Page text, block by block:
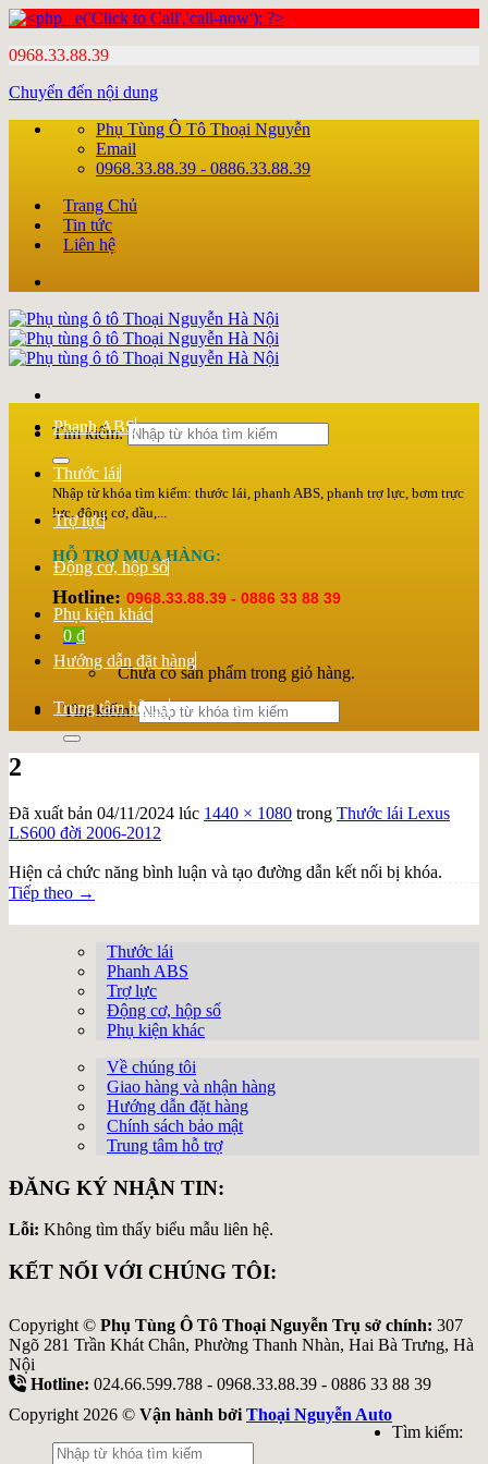
0968.33.88.39
Chuyển đến nội dung
Phụ Tùng Ô Tô Thoại Nguyễn
Email
0968.33.88.39 - 0886.33.88.39
Trang Chủ
Tin tức
Liên hệ
Tìm kiếm:
Nhập từ khóa tìm kiếm: thước lái, phanh ABS, phanh trợ lực, bơm trực
lực, động cơ, dầu,...
HỖ TRỢ MUA HÀNG:
Hotline: 0968.33.88.39 - 0886 33 88 39
0 ₫
Chưa có sản phẩm trong giỏ hàng.
Tìm kiếm:
Phanh ABS
Thước lái
Trợ lực
Động cơ, hộp số
Phụ kiện khác
Hướng dẫn đặt hàng
Trung tâm hỗ trợ
2
Đã xuất bản 04/11/2024 lúc 1440 × 1080 trong Thước lái Lexus
LS600 đời 2006-2012
Hiện cả chức năng bình luận và tạo đường dẫn kết nối bị khóa.
Tiếp theo →
Thước lái
Phanh ABS
Trợ lực
Động cơ, hộp số
Phụ kiện khác
Về chúng tôi
Giao hàng và nhận hàng
Hướng dẫn đặt hàng
Chính sách bảo mật
Trung tâm hỗ trợ
ĐĂNG KÝ NHẬN TIN:
Lỗi: Không tìm thấy biểu mẫu liên hệ.
KẾT NỐI VỚI CHÚNG TÔI:
Copyright © Phụ Tùng Ô Tô Thoại Nguyễn Trụ sở chính: 307
Ngõ 281 Trần Khát Chân, Phường Thanh Nhàn, Hai Bà Trưng, Hà
Nội
Hotline: 024.66.599.788 - 0968.33.88.39 - 0886 33 88 39
Copyright 2026 © Vận hành bởi Thoại Nguyễn Auto
Tìm kiếm: